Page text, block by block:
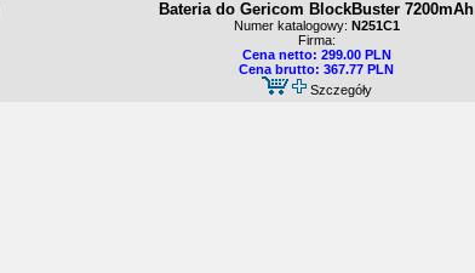
Bateria do Gericom BlockBuster 7200mAh
Numer katalogowy: N251C1
Firma:
Cena netto: 299.00 PLN
Cena brutto: 367.77 PLN
Szczegóły